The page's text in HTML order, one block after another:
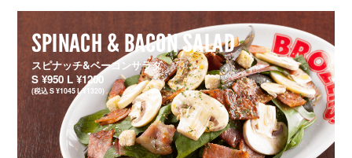
SPINACH & BACON SALAD
スピナッチ&ベーコンサラダ
S ¥950 L ¥1200
(税込 S ¥1045 L ¥1320)